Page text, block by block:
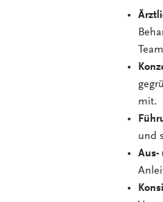
mit.
und
Aus-